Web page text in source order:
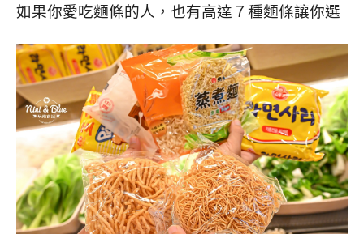
如果你愛吃麵條的人，也有高達７種麵條讓你選